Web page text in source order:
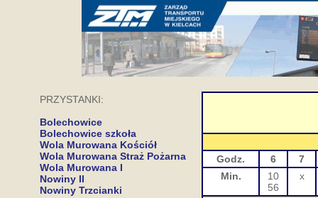
PRZYSTANKI:
Bolechowice
Bolechowice szkoła
Wola Murowana Kościół
Wola Murowana Straż Pożarna
Wola Murowana I
Nowiny II
Nowiny Trzcianki
Godz. 6
7
Min.
10
56
x